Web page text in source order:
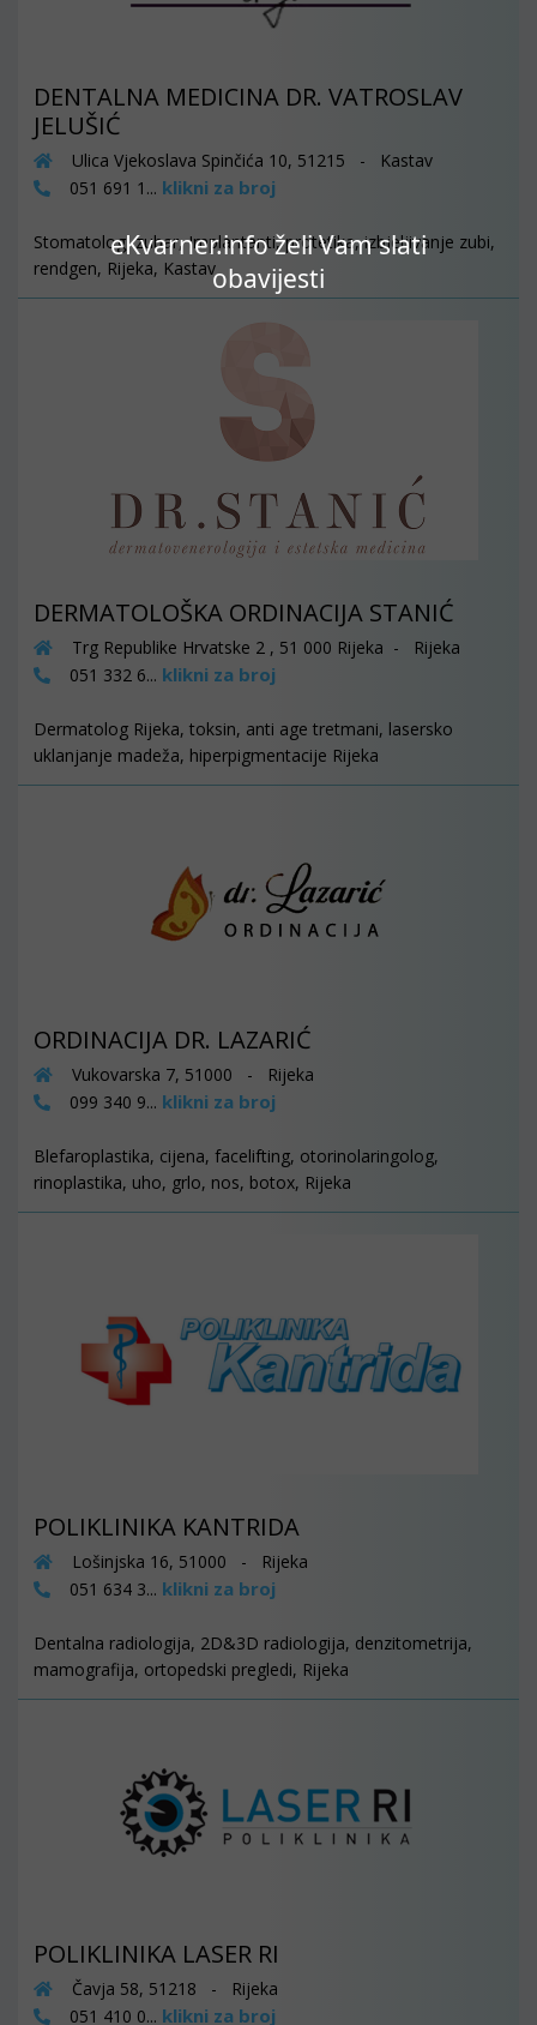
eKvarner.info želi Vam slati
obavijesti
DENTALNA MEDICINA DR. VATROSLAV
JELUŠIĆ
Ulica Vjekoslava Spinčića 10, 51215 - Kastav
051 691 1... klikni za broj
Stomatolog, zubar, Implantanti, protetika, izbjeljivanje zubi,
rendgen, Rijeka, Kastav
DERMATOLOŠKA ORDINACIJA STANIĆ
Trg Republike Hrvatske 2 , 51 000 Rijeka - Rijeka
051 332 6... klikni za broj
Dermatolog Rijeka, toksin, anti age tretmani, lasersko
uklanjanje madeža, hiperpigmentacije Rijeka
ORDINACIJA DR. LAZARIĆ
Vukovarska 7, 51000 - Rijeka
099 340 9... klikni za broj
Blefaroplastika, cijena, facelifting, otorinolaringolog,
rinoplastika, uho, grlo, nos, botox, Rijeka
POLIKLINIKA KANTRIDA
Lošinjska 16, 51000 - Rijeka
051 634 3... klikni za broj
Dentalna radiologija, 2D&3D radiologija, denzitometrija,
mamografija, ortopedski pregledi, Rijeka
POLIKLINIKA LASER RI
Čavja 58, 51218 - Rijeka
051 410 0... klikni za broj